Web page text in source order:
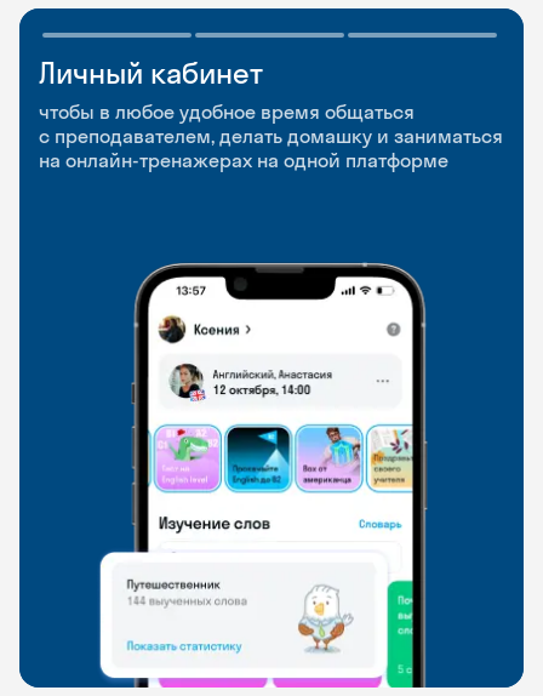
Личный кабинет
чтобы в любое удобное время общаться
с преподавателем, делать домашку и заниматься
на онлайн-тренажерах на одной платформе
Мобильное
приложение
чтобы заниматься и изучать новые слова где
и когда удобно
Разговорные клубы
и Talks
Групповые занятия для разговорной практики
и индивидуальные встречи с преподавателями